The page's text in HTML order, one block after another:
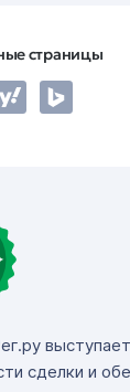
страницы
сделки и